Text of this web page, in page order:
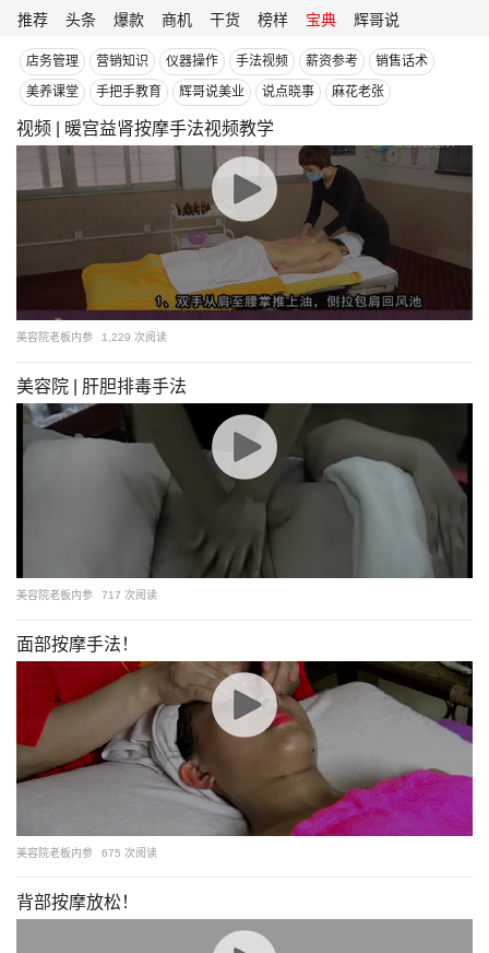
推荐 头条 爆款 商机 干货 榜样 宝典 辉哥说
店务管理 营销知识 仪器操作 手法视频 薪资参考
销售话术
美养课堂
手把手教育 辉哥说美业 说点晓事 麻花老张
视频 | 暖宫益肾按摩手法视频教学
美容院老板内参 1,229 次阅读
美容院 | 肝胆排毒手法
美容院老板内参 717 次阅读
面部按摩手法！
美容院老板内参 675 次阅读
背部按摩放松！